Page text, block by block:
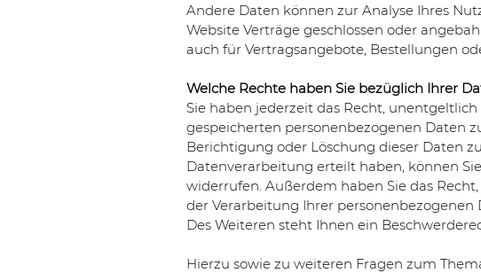
Andere Daten können zur Analyse Ihres
Website Verträge geschlossen oder
auch für Vertragsangebote, Bestellungen
Welche Rechte haben Sie bezüglich Ihrer
Sie haben jederzeit das Recht,
gespeicherten personenbezogenen Daten
Berichtigung oder Löschung dieser Daten
Datenverarbeitung erteilt haben, können
widerrufen. Außerdem haben Sie das
der Verarbeitung Ihrer personenbezogenen
Des Weiteren steht Ihnen ein
Hierzu sowie zu weiteren Fragen zum